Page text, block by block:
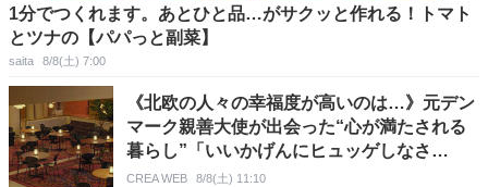
1分でつくれます。あとひと品…がサクッと作れる！トマト
とツナの【パパっと副菜】
saita 8/8(土) 7:00
《北欧の人々の幸福度が高いのは…》元デン
マーク親善大使が出会った“心が満たされる
暮らし”「いいかげんにヒュッゲしなさ
い！」
CREA WEB 8/8(土) 11:10